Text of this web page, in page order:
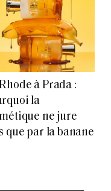
à Prada :
la
ne jure
que par la banane